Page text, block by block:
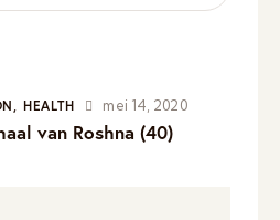
HEALTH mei 14, 2020
van Roshna (40)